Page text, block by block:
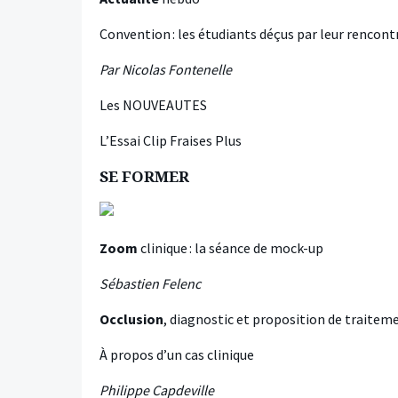
Convention : les étudiants déçus par leur
Par Nicolas Fontenelle
Les NOUVEAUTES
L’Essai Clip Fraises Plus
SE FORMER
Zoom clinique : la séance de mock-up
Sébastien Felenc
Occlusion, diagnostic et proposition de
À propos d’un cas clinique
Philippe Capdeville